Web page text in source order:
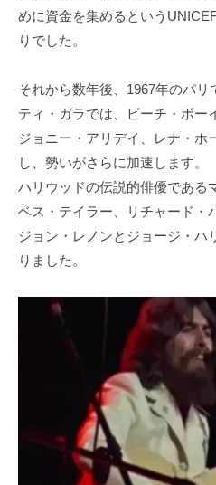
めに資金を集めるという
りでした。
それから数年後、1967年のパ
ティ・ガラでは、ビーチ・ボー
ジョニー・アリデイ、レナ・ホ
し、勢いがさらに加速します。
ハリウッドの伝説的俳優である
ベス・テイラー、リチャード・
ジョン・レノンとジョージ・ハ
りました。